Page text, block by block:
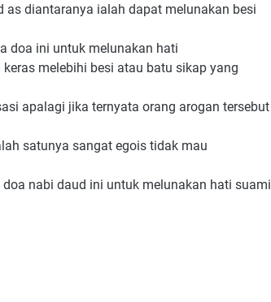
diantaranya ialah dapat melunakan besi
doa ini untuk melunakan hati
melebihi besi atau batu sikap yang
apalagi jika ternyata orang arogan tersebut
satunya sangat egois tidak mau
nabi daud ini untuk melunakan hati suami